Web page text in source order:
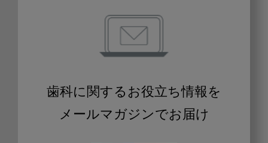
歯科に関するお役立ち情報を
メールマガジンでお届け